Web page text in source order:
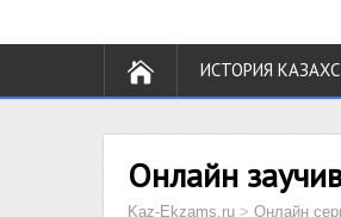
ИСТОРИЯ
Онлайн
Kaz-Ekzams.ru > Онлайн